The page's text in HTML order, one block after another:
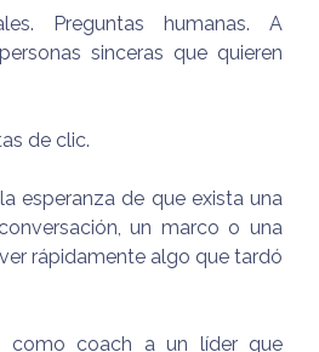
Preguntas humanas. A
sinceras que quieren
de clic.
esperanza de que exista una
un marco o una
rápidamente algo que tardó
como coach a un líder que